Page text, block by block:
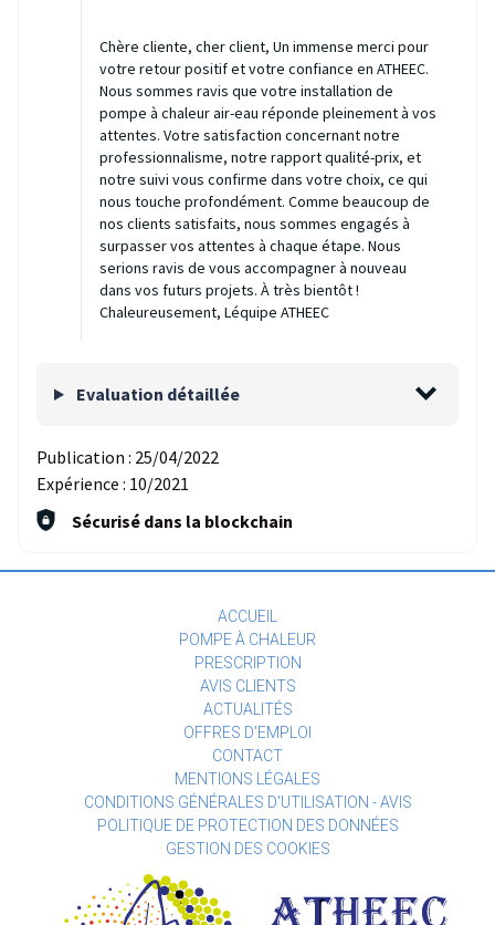
Chère cliente, cher client, Un immense merci pour
votre retour positif et votre confiance en ATHEEC.
Nous sommes ravis que votre installation de
pompe à chaleur air-eau réponde pleinement à vos
attentes. Votre satisfaction concernant notre
professionnalisme, notre rapport qualité-prix, et
notre suivi vous confirme dans votre choix, ce qui
nous touche profondément. Comme beaucoup de
nos clients satisfaits, nous sommes engagés à
surpasser vos attentes à chaque étape. Nous
serions ravis de vous accompagner à nouveau
dans vos futurs projets. À très bientôt !
Chaleureusement, Léquipe ATHEEC
Evaluation détaillée
Publication : 25/04/2022
Expérience : 10/2021
Sécurisé dans la blockchain
ACCUEIL
POMPE À CHALEUR
PRESCRIPTION
AVIS CLIENTS
ACTUALITÉS
OFFRES D'EMPLOI
CONTACT
MENTIONS LÉGALES
CONDITIONS GÉNÉRALES D'UTILISATION - AVIS
POLITIQUE DE PROTECTION DES DONNÉES
GESTION DES COOKIES